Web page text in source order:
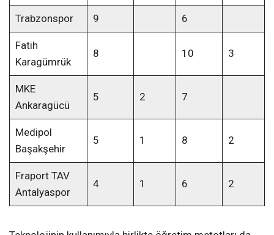
Trabzonspor 9 6
Fatih
Karagümrük
8 10 3
MKE
Ankaragücü
5 2 7
Medipol
Başakşehir
5 1 8 2
Fraport TAV
Antalyaspor
4 1 6 2